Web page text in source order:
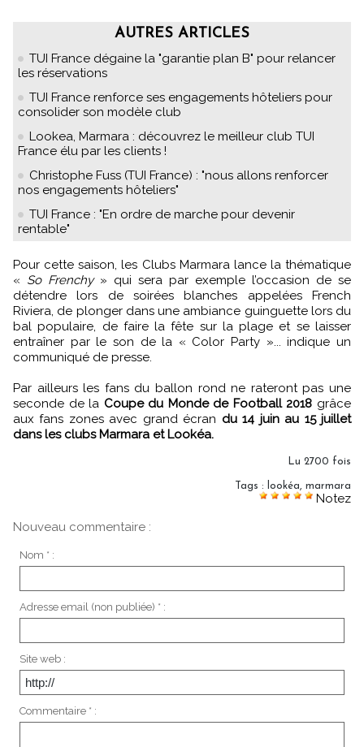
AUTRES ARTICLES
TUI France dégaine la "garantie plan B" pour relancer
les réservations
TUI France renforce ses engagements hôteliers pour
consolider son modèle club
Lookea, Marmara : découvrez le meilleur club TUI
France élu par les clients !
Christophe Fuss (TUI France) : "nous allons renforcer
nos engagements hôteliers"
TUI France : "En ordre de marche pour devenir
rentable"
Pour cette saison, les Clubs Marmara lance la thématique
« So Frenchy » qui sera par exemple l’occasion de se
détendre lors de soirées blanches appelées French
Riviera, de plonger dans une ambiance guinguette lors du
bal populaire, de faire la fête sur la plage et se laisser
entraîner par le son de la « Color Party »... indique un
communiqué de presse.
Par ailleurs les fans du ballon rond ne rateront pas une
seconde de la Coupe du Monde de Football 2018 grâce
aux fans zones avec grand écran du 14 juin au 15 juillet
dans les clubs Marmara et Lookéa.
Lu 2700 fois
Tags : lookéa marmara
Notez
Nouveau commentaire :
Nom * :
Adresse email (non publiée) * :
Site web :
Commentaire * :